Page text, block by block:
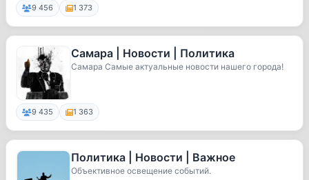
9 456 1 373
Самара | Новости | Политика
Самара Самые актуальные новости нашего города!
9 435 1 363
Политика | Новости | Важное
Объективное освещение событий.